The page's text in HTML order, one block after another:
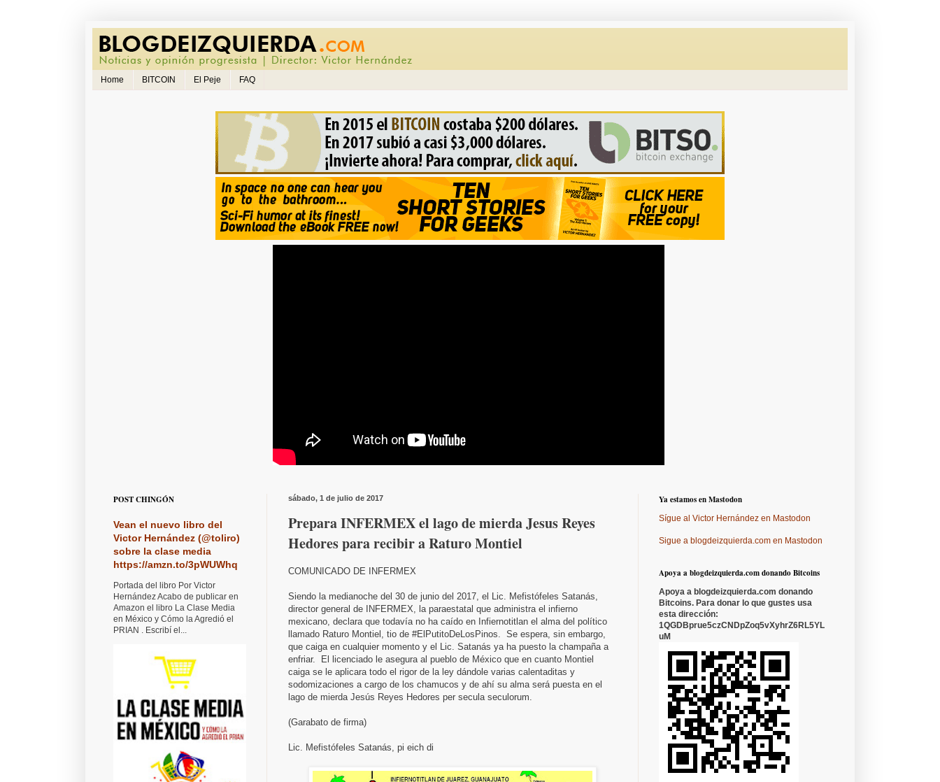
Home BITCOIN El Peje FAQ
sábado, 1 de julio de 2017
Prepara INFERMEX el lago de mierda Jesus Reyes
Hedores para recibir a Raturo Montiel
COMUNICADO DE INFERMEX
Siendo la medianoche del 30 de junio del 2017, el Lic. Mefistófeles Satanás,
director general de INFERMEX, la paraestatal que administra el infierno
mexicano, declara que todavía no ha caído en Infiernotitlan el alma del político
llamado Raturo Montiel, tio de #ElPutitoDeLosPinos. Se espera, sin embargo,
que caiga en cualquier momento y el Lic. Satanás ya ha puesto la champaña a
enfriar. El licenciado le asegura al pueblo de México que en cuanto Montiel
caiga se le aplicara todo el rigor de la ley dándole varias calentaditas y
sodomizaciones a cargo de los chamucos y de ahí su alma será puesta en el
lago de mierda Jesús Reyes Hedores per secula seculorum.
(Garabato de firma)
Lic. Mefistófeles Satanás, pi eich di
POST CHINGÓN
Vean el nuevo libro del
Victor Hernández (@toliro)
sobre la clase media
https://amzn.to/3pWUWhq
Portada del libro Por Victor
Hernández Acabo de publicar en
Amazon el libro La Clase Media
en México y Cómo la Agredió el
PRIAN . Escribí el...
Ya estamos en Mastodon
Sígue al Victor Hernández en Mastodon
Sigue a blogdeizquierda.com en Mastodon
Apoya a blogdeizquierda.com donando Bitcoins
Apoya a blogdeizquierda.com donando
Bitcoins. Para donar lo que gustes usa
esta dirección:
1QGDBprue5czCNDpZoq5vXyhrZ6RL5YL
uM